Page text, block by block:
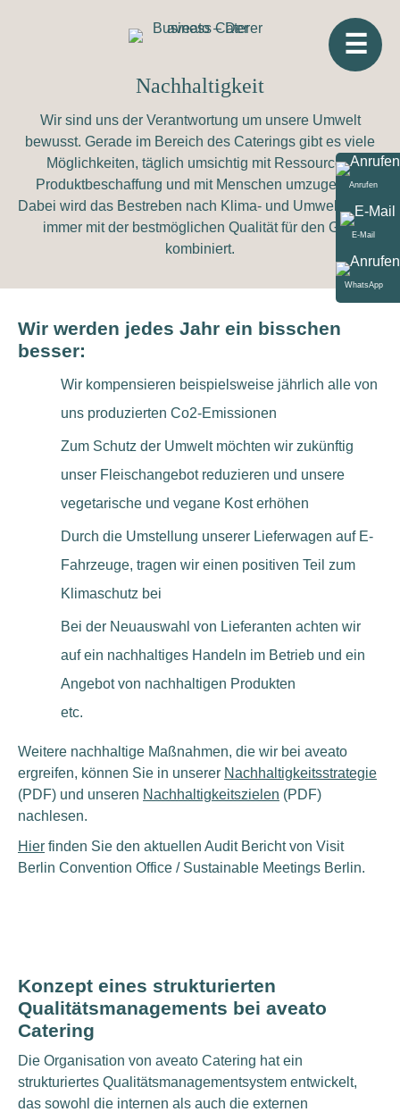
☰
Anrufen
E-Mail
WhatsApp
Nachhaltigkeit
Wir sind uns der Verantwortung um unsere Umwelt
bewusst. Gerade im Bereich des Caterings gibt es viele
Möglichkeiten, täglich umsichtig mit Ressourcen,
Produktbeschaffung und mit Menschen umzugehen.
Dabei wird das Bestreben nach Klima- und Umweltschutz
immer mit der bestmöglichen Qualität für den Gast
kombiniert.
Wir werden jedes Jahr ein bisschen
besser:
Wir kompensieren beispielsweise jährlich alle von
uns produzierten Co2-Emissionen
Zum Schutz der Umwelt möchten wir zukünftig
unser Fleischangebot reduzieren und unsere
vegetarische und vegane Kost erhöhen
Durch die Umstellung unserer Lieferwagen auf E-
Fahrzeuge, tragen wir einen positiven Teil zum
Klimaschutz bei
Bei der Neuauswahl von Lieferanten achten wir
auf ein nachhaltiges Handeln im Betrieb und ein
Angebot von nachhaltigen Produkten
etc.
Weitere nachhaltige Maßnahmen, die wir bei aveato
ergreifen, können Sie in unserer Nachhaltigkeitsstrategie
(PDF) und unseren Nachhaltigkeitszielen (PDF)
nachlesen.
Hier finden Sie den aktuellen Audit Bericht von Visit
Berlin Convention Office / Sustainable Meetings Berlin.
Konzept eines strukturierten
Qualitätsmanagements bei aveato
Catering
Die Organisation von aveato Catering hat ein
strukturiertes Qualitätsmanagementsystem entwickelt,
das sowohl die internen als auch die externen